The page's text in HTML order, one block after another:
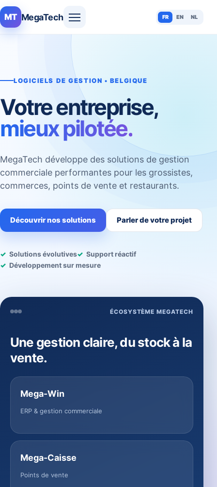
MT MegaTech FR EN NL
LOGICIELS DE GESTION • BELGIQUE
Votre entreprise,
mieux pilotée.
MegaTech développe des solutions de gestion
commerciale performantes pour les grossistes,
commerces, points de vente et restaurants.
Découvrir nos solutions Parler de votre projet
Solutions évolutives
Support réactif
Développement sur mesure
ÉCOSYSTÈME MEGATECH
Une gestion claire, du stock à la
vente.
Mega-Win
ERP & gestion commerciale
Mega-Caisse
Points de vente